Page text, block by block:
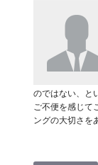
のではない、と
ご不便を感じて
ングの大切さを